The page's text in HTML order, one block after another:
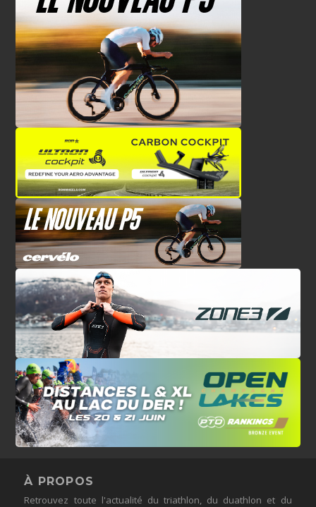
À PROPOS
Retrouvez toute l'actualité du triathlon, du duathlon et du